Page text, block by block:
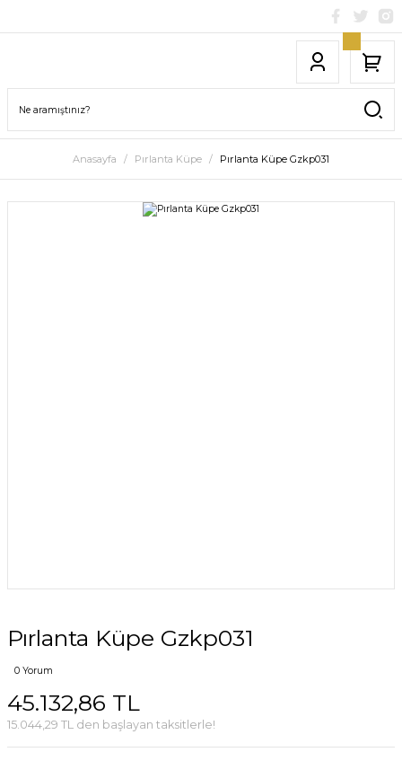
Anasayfa Pırlanta Küpe Pırlanta Küpe Gzkp031
Pırlanta Küpe Gzkp031
0 Yorum
45.132,86 TL
15.044,29 TL den başlayan taksitlerle!